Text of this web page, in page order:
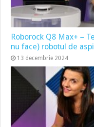
Roborock Q8 Max+ –
nu face) robotul de
13 decembrie 2024